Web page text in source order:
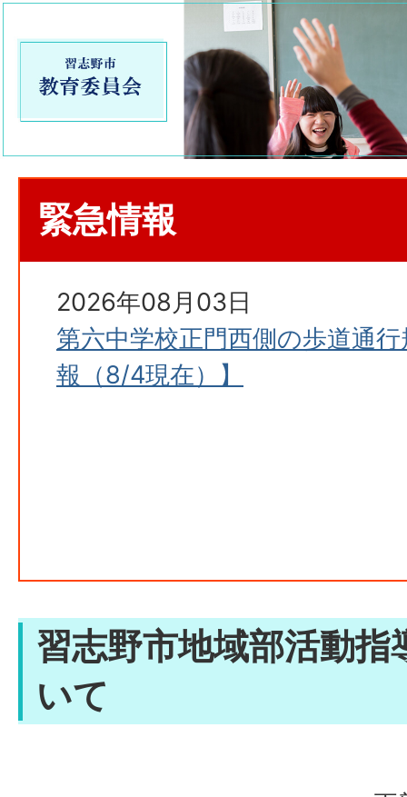
緊急情報
2026年08月03日
第六中学校正門西側の歩道通
報（8/4現在）】
習志野市地域部活動指
いて